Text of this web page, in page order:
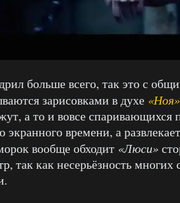
больше всего, так это с
зарисовками в духе «Ноя»
а то и вовсе спаривающихся
экранного времени, а
вообще обходит «Люси»
так как несерьёзность многих